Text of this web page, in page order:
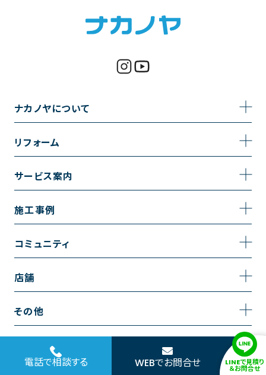
ナカノヤについて
事業内容
採用情報
リフォーム
トイレのリフォーム
キッチンのリフォーム
リノベーション
内装のリフォーム
水回りのリフォーム
外壁のリフォーム
サービス案内
サービスの流れ
施工事例
施工事例一覧
お風呂の施工事例
洗面の施工事例
コミュニティ
コミュニティ
お知らせ
ブログ
店舗
越谷店
浦和店
その他
お問い合わせ
サイトポリシー
電話で相談する WEBでお問合せ LINEで見積り
＆お問合せ